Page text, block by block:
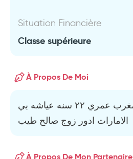
Situation Financière
Classe supérieure
À Propos De Moi
انا رحاب من المغرب عمري ٢٢ سنه عياشه بي
الامارات ادور زوج صالح طيب
À Propos De Mon Partenaire